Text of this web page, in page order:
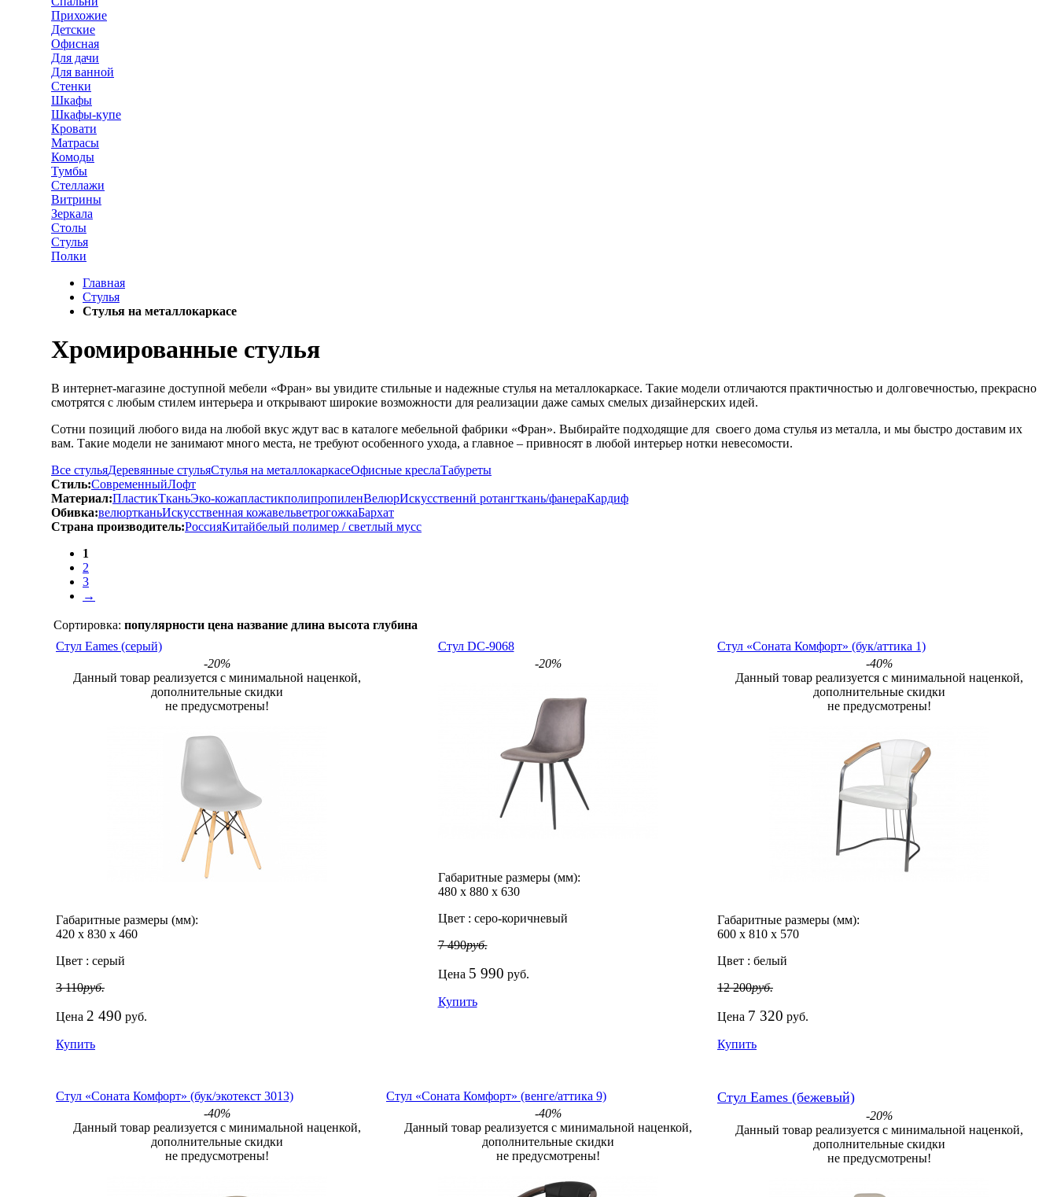
Прихожие
Детские
Офисная
Для дачи
Для ванной
Стенки
Шкафы
Шкафы-купе
Кровати
Матрасы
Комоды
Тумбы
Стеллажи
Витрины
Зеркала
Столы
Стулья
Полки
Главная
Стулья
Стулья на металлокаркасе
Хромированные стулья
В интернет-магазине доступной мебели «Фран» вы увидите стильные и надежные стулья на металлокаркасе. Такие модели отличаются практичностью и долговечностью, прекрасно
смотрятся с любым стилем интерьера и открывают широкие возможности для реализации даже самых смелых дизайнерских идей.
Сотни позиций любого вида на любой вкус ждут вас в каталоге мебельной фабрики «Фран». Выбирайте подходящие для своего дома стулья из металла, и мы быстро доставим их
вам. Такие модели не занимают много места, не требуют особенного ухода, а главное – привносят в любой интерьер нотки невесомости.
Все стульяДеревянные стульяСтулья на металлокаркасеОфисные креслаТабуреты
Стиль:СовременныйЛофт
Материал:ПластикТканьЭко-кожапластикполипропиленВелюрИскусственнй ротангткань/фанераКардиф
Обивка:велюртканьИскусственная кожавельветрогожкаБархат
Страна производитель:РоссияКитайбелый полимер / светлый мусс
1
2
3
→
Сортировка: популярности цена название длина высота глубина
Стул Eames (серый)
-20%
Данный товар реализуется с минимальной наценкой,
дополнительные скидки
не предусмотрены!
Габаритные размеры (мм):
420 х 830 х 460
Цвет : серый
3 110руб.
Цена 2 490 руб.
Купить
Стул DC-9068
-20%
Габаритные размеры (мм):
480х 880х 630
Цвет : серо-коричневый
7 490руб.
Цена 5 990 руб.
Купить
Стул «Соната Комфорт» (бук/аттика 1)
-40%
Данный товар реализуется с минимальной наценкой,
дополнительные скидки
не предусмотрены!
Габаритные размеры (мм):
600 х 810 х 570
Цвет : белый
12 200руб.
Цена 7 320 руб.
Купить
Стул «Соната Комфорт» (бук/экотекст 3013)
-40%
Данный товар реализуется с минимальной наценкой,
дополнительные скидки
не предусмотрены!
Стул «Соната Комфорт» (венге/аттика 9)
-40%
Данный товар реализуется с минимальной наценкой,
дополнительные скидки
не предусмотрены!
Стул Eames (бежевый)
-20%
Данный товар реализуется с минимальной наценкой,
дополнительные скидки
не предусмотрены!